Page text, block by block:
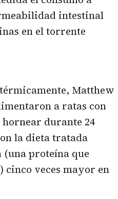
intestinal
en el torrente
Matthew
a ratas con
durante 24
la dieta tratada
proteína que
cinco veces mayor en